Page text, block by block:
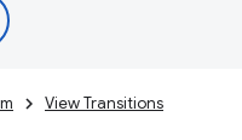
View Transitions